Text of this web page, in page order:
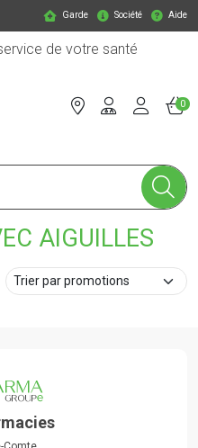
Garde Société Aide
de votre santé
en ligne à votre service
0
AIGUILLES